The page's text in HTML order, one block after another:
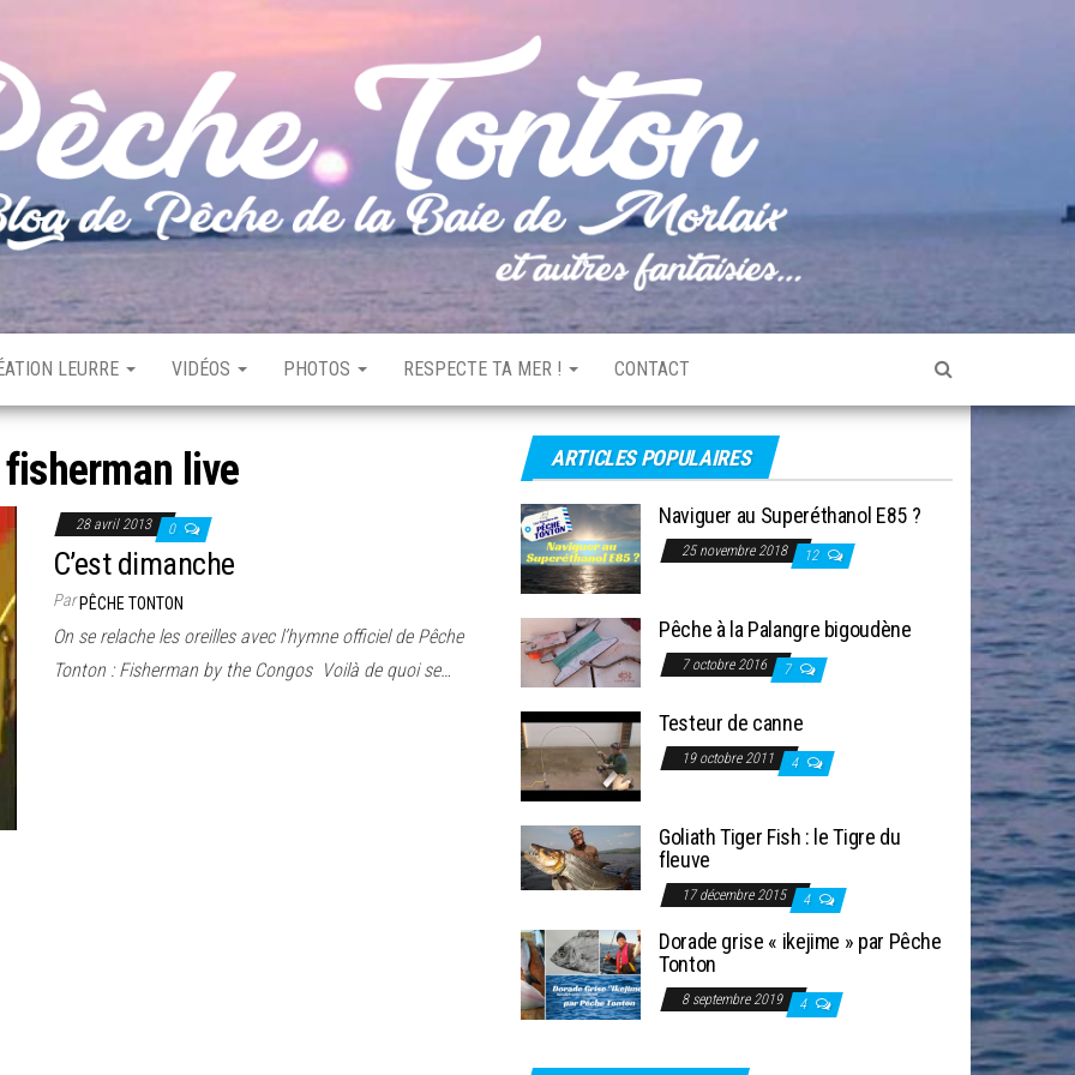
LEURRE VIDÉOS PHOTOS RESPECTE TA MER ! CONTACT
fisherman live
28 avril 2013 0
C’est dimanche
ParPÊCHE TONTON
On se relache les oreilles avec l’hymne officiel de Pêche
Tonton : Fisherman by the Congos Voilà de quoi se…
ARTICLES POPULAIRES
Naviguer au Superéthanol E85 ?
25 novembre 2018 12
Pêche à la Palangre bigoudène
7 octobre 2016 7
Testeur de canne
19 octobre 2011 4
Goliath Tiger Fish : le Tigre du
fleuve
17 décembre 2015 4
Dorade grise « ikejime » par Pêche
Tonton
8 septembre 2019 4